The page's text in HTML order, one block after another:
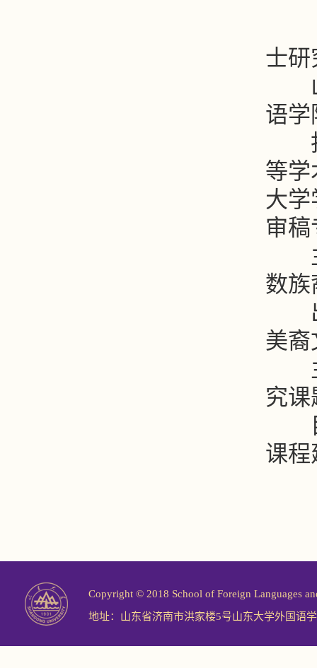
士研
山
语学
担
等学
大
审稿
主
数族
出
美裔
主
究课
目
课程
Copyright © 2018 School of Foreign Languages
地址：山东省济南市洪家楼5号山东大学外国语